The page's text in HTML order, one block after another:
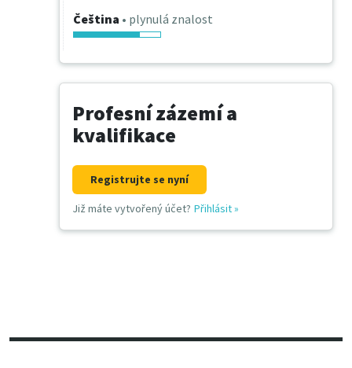
Čeština • plynulá znalost
Profesní zázemí a
kvalifikace
Registrujte se nyní
Již máte vytvořený účet? Přihlásit»